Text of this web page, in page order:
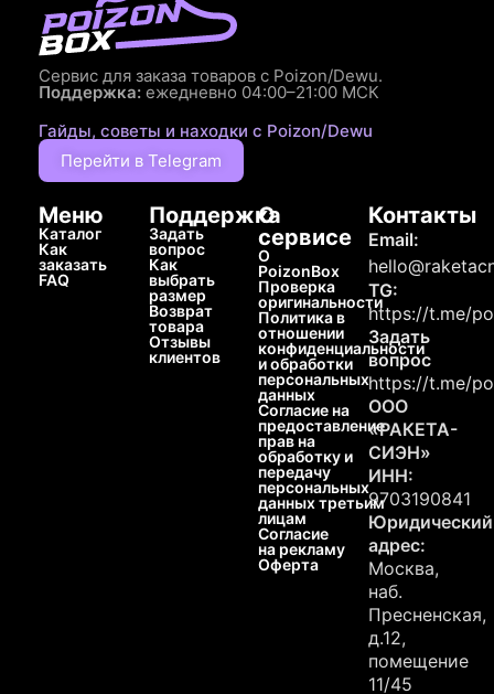
Сервис для заказа товаров с Poizon/Dewu.
Поддержка: ежедневно 04:00–21:00 МСК
Гайды, советы и находки с Poizon/Dewu
Перейти в Telegram
Меню
Каталог
Как
заказать
FAQ
Поддержка
Задать
вопрос
Как
выбрать
размер
Возврат
товара
Отзывы
клиентов
О
сервисе
О
PoizonBox
Проверка
оригинальности
Политика в
отношении
конфиденциальности
и обработки
персональных
данных
Согласие на
предоставление
прав на
обработку и
передачу
персональных
данных третьим
лицам
Согласие
на рекламу
Оферта
Контакты
Email:
TG:
https://t.me/
Задать
вопрос
https://t.me/
ООО
«РАКЕТА-
СИЭН»
ИНН:
9703190841
Юридический
адрес:
Москва,
наб.
Пресненская,
д.12,
помещение
11/45